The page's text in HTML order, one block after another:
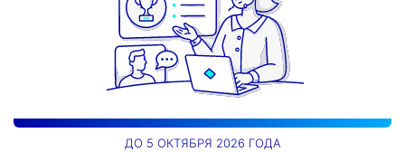
ДО 5 ОКТЯБРЯ 2026 ГОДА